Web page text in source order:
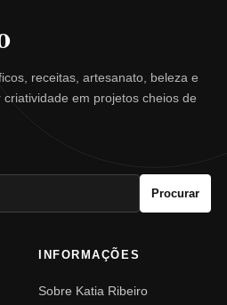
receitas, artesanato, beleza e
em projetos cheios de
Procurar
INFORMAÇÕES
Sobre Katia Ribeiro